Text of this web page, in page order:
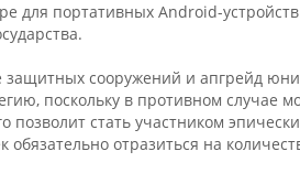
для портативных Android-
защитных сооружений и апгрейд
поскольку в противном случае
стать участником
отразиться на